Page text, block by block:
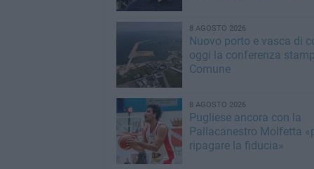
8 AGOSTO 2026
Nuovo porto e vasca di
oggi la conferenza
Comune
8 AGOSTO 2026
Pugliese ancora con la
Pallacanestro Molfetta
ripagare la fiducia»